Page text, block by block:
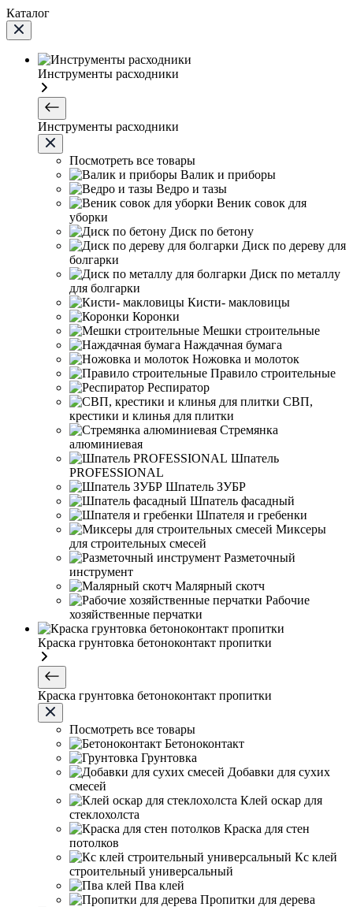
Каталог
Инструменты расходники
Инструменты расходники
Посмотреть все товары
Валик и приборы
Ведро и тазы
Веник совок для
уборки
Диск по бетону
Диск по дереву для
болгарки
Диск по металлу
для болгарки
Кисти- макловицы
Коронки
Мешки строительные
Наждачная бумага
Ножовка и молоток
Правило строительные
Респиратор
СВП,
крестики и клинья для плитки
Стремянка
алюминиевая
Шпатель
PROFESSIONAL
Шпатель ЗУБР
Шпатель фасадный
Шпателя и гребенки
Миксеры
для строительных смесей
Разметочный
инструмент
Малярный скотч
Рабочие
хозяйственные перчатки
Краска грунтовка бетоноконтакт пропитки
Краска грунтовка бетоноконтакт пропитки
Посмотреть все товары
Бетоноконтакт
Грунтовка
Добавки для сухих
смесей
Клей оскар для
стеклохолста
Краска для стен
потолков
Кс клей
строительный универсальный
Пва клей
Пропитки для дерева